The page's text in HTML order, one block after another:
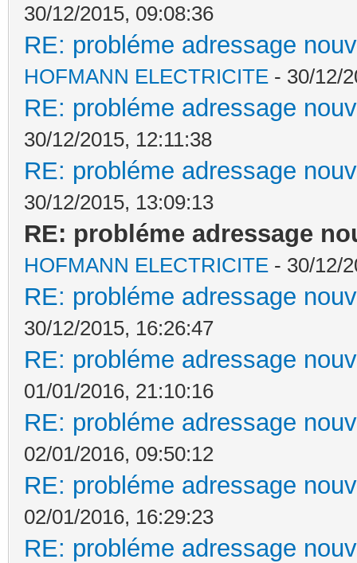
30/12/2015, 09:08:36
RE: probléme adressage
HOFMANN ELECTRICITE - 30/12/
RE: probléme adressage
30/12/2015, 12:11:38
RE: probléme adressage
30/12/2015, 13:09:13
RE: probléme adressage
HOFMANN ELECTRICITE - 30/12/
RE: probléme adressage
30/12/2015, 16:26:47
RE: probléme adressage
01/01/2016, 21:10:16
RE: probléme adressage
02/01/2016, 09:50:12
RE: probléme adressage
02/01/2016, 16:29:23
RE: probléme adressage